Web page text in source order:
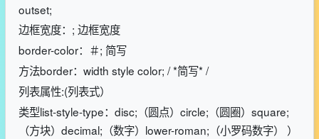
outset;
边框宽度：; 边框宽度
border-color：＃; 简写
方法border：width style color; / *简写* /
列表属性:(列表式）
类型list-style-type：disc;（圆点）circle;（圆圈）square;
（方块）decimal;（数字）lower-roman;（小罗码数字） ）